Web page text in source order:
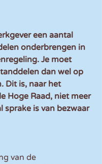
een aantal
onderbrengen in
Je moet
dan wel op
Dit is, naar het
Hoge Raad, niet meer
sprake is van bezwaar
van de